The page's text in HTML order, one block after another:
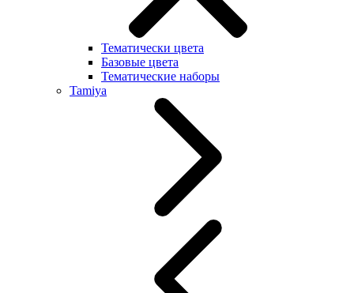
Тематически цвета
Базовые цвета
Тематические наборы
Tamiya